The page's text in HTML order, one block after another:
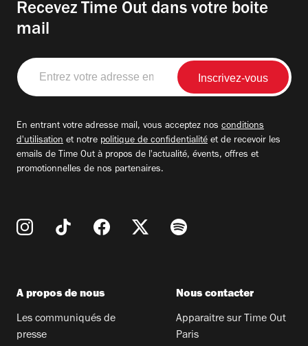
Recevez Time Out dans votre boite
mail
Entrez
votre
adresse
En entrant votre adresse mail, vous acceptez nos conditions
d'utilisation et notre politique de confidentialité et de recevoir les
emails de Time Out à propos de l'actualité, évents, offres et
promotionnelles de nos partenaires.
A propos de nous
Les communiqués de
presse
Nous contacter
Apparaitre sur Time Out
Paris